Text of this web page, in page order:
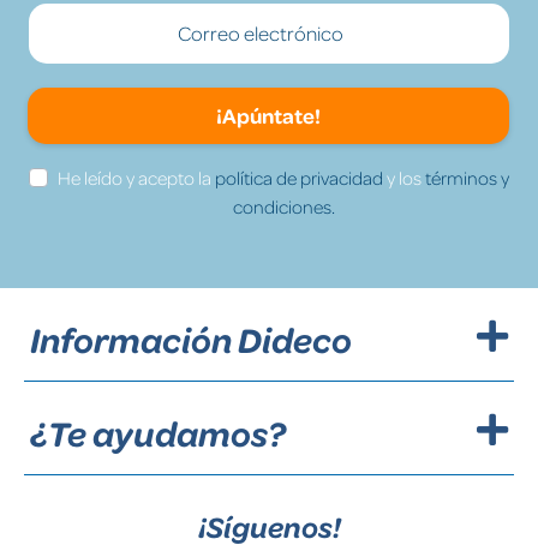
¡Apúntate!
He leído y acepto la política de privacidad y lostérminos y
condiciones.
Información Dideco
¿Te ayudamos?
¡Síguenos!